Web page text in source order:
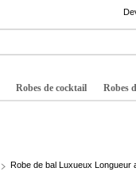
Robes de cocktail Robes
Robe de bal Luxueux Longueur